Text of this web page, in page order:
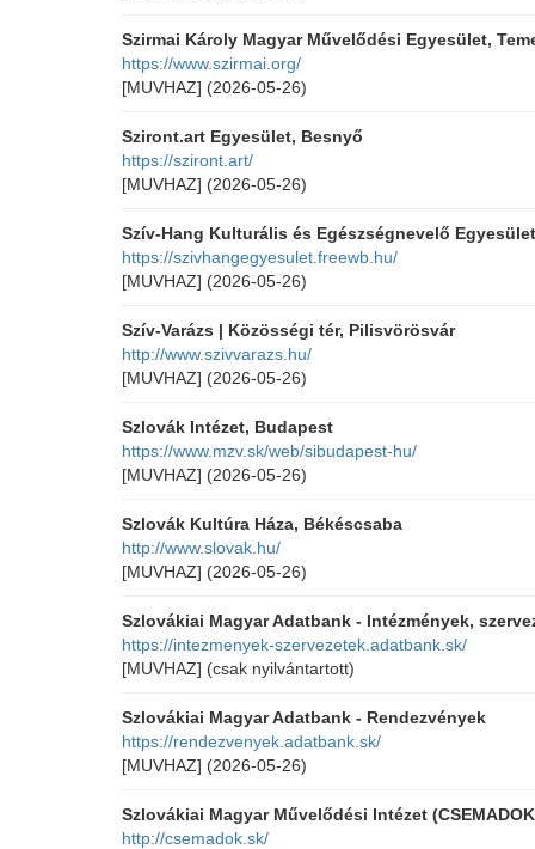
Szirmai Károly Magyar Művelődési Egyesület,
https://www.szirmai.org/
[MUVHAZ] (2026-05-26)
Sziront.art Egyesület, Besnyő
https://sziront.art/
[MUVHAZ] (2026-05-26)
Szív-Hang Kulturális és Egészségnevelő Egyesület
https://szivhangegyesulet.freewb.hu/
[MUVHAZ] (2026-05-26)
Szív-Varázs | Közösségi tér, Pilisvörösvár
http://www.szivvarazs.hu/
[MUVHAZ] (2026-05-26)
Szlovák Intézet, Budapest
https://www.mzv.sk/web/sibudapest-hu/
[MUVHAZ] (2026-05-26)
Szlovák Kultúra Háza, Békéscsaba
http://www.slovak.hu/
[MUVHAZ] (2026-05-26)
Szlovákiai Magyar Adatbank - Intézmények,
https://intezmenyek-szervezetek.adatbank.sk/
[MUVHAZ] (csak nyilvántartott)
Szlovákiai Magyar Adatbank - Rendezvények
https://rendezvenyek.adatbank.sk/
[MUVHAZ] (2026-05-26)
Szlovákiai Magyar Művelődési Intézet
http://csemadok.sk/